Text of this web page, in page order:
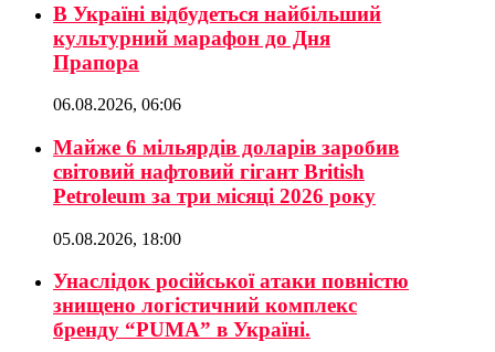
В Україні відбудеться найбільший
культурний марафон до Дня
Прапора
06.08.2026, 06:06
Майже 6 мільярдів доларів заробив
світовий нафтовий гігант British
Petroleum за три місяці 2026 року
05.08.2026, 18:00
Унаслідок російської атаки повністю
знищено логістичний комплекс
бренду “PUMA” в Україні.